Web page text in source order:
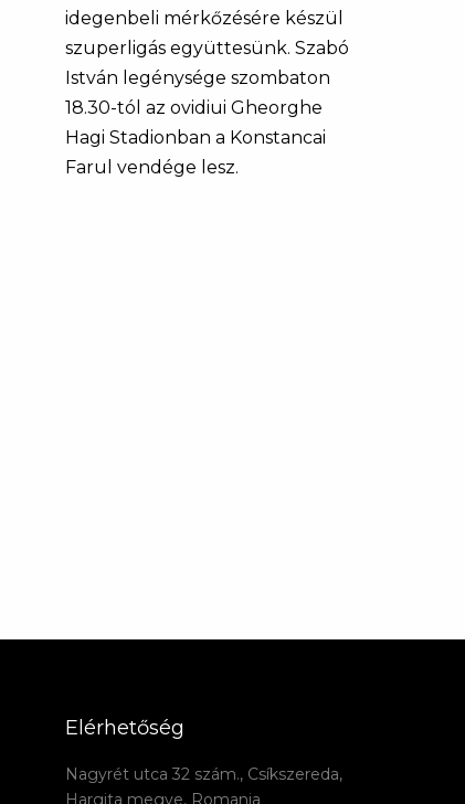
idegenbeli mérkőzésére készül
szuperligás együttesünk. Szabó
István legénysége szombaton
18.30-tól az ovidiui Gheorghe
Hagi Stadionban a Konstancai
Farul vendége lesz.
Elérhetőség
Nagyrét utca 32 szám., Csíkszereda,
Hargita megye, Romania